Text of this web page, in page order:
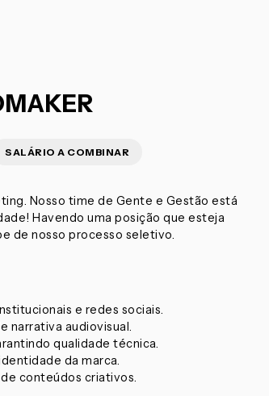
SALÁRIO A COMBINAR
Nosso time de Gente e Gestão está
Havendo uma posição que esteja
de nosso processo seletivo.
e redes sociais.
narrativa audiovisual.
qualidade técnica.
da marca.
conteúdos criativos.